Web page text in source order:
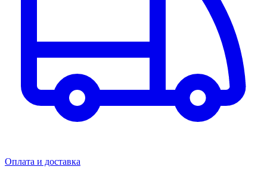
Оплата и доставка